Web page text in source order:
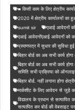
■ किसी काम के लिए क्षेत्रीय
2020 में क्षेत्रीय कार्यालयों का
sumit sir
एआई आवेदनों को
एआई आवेदनोंएआई आवेदनों को
प्रमाणपत्र में सुधार की सुविधा
बिहार बोर्ड का अब सभी कार्य
बिहार बोर्ड का अब सभी कार्य
समिति सभी प्रक्रिया को
बिहार बोर्ड. नहीं लगाना होगा
मार्कशीट के लिए आवेदन से जुड़े
विद्यालय के प्रधान से सत्यापित
सत्यापित कर बोर्ड की वेबसाइट